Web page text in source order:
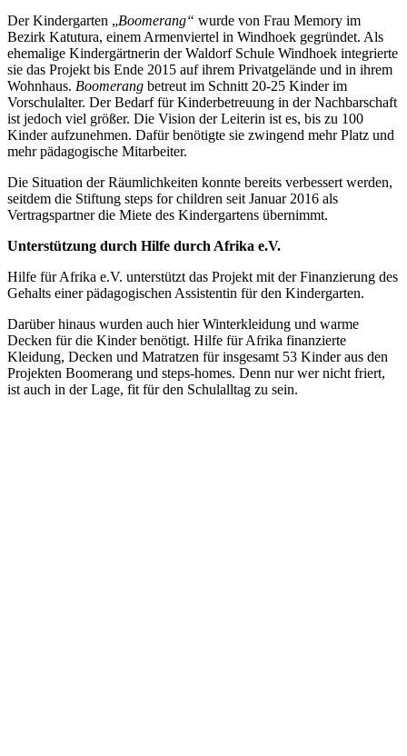
Der Kindergarten „Boomerang“ wurde von Frau Memory im
Bezirk Katutura, einem Armenviertel in Windhoek gegründet. Als
ehemalige Kindergärtnerin der Waldorf Schule Windhoek integrierte
sie das Projekt bis Ende 2015 auf ihrem Privatgelände und in ihrem
Wohnhaus. Boomerang betreut im Schnitt 20-25 Kinder im
Vorschulalter. Der Bedarf für Kinderbetreuung in der Nachbarschaft
ist jedoch viel größer. Die Vision der Leiterin ist es, bis zu 100
Kinder aufzunehmen. Dafür benötigte sie zwingend mehr Platz und
mehr pädagogische Mitarbeiter.
Die Situation der Räumlichkeiten konnte bereits verbessert werden,
seitdem die Stiftung steps for children seit Januar 2016 als
Vertragspartner die Miete des Kindergartens übernimmt.
Unterstützung durch Hilfe durch Afrika e.V.
Hilfe für Afrika e.V. unterstützt das Projekt mit der Finanzierung des
Gehalts einer pädagogischen Assistentin für den Kindergarten.
Darüber hinaus wurden auch hier Winterkleidung und warme
Decken für die Kinder benötigt. Hilfe für Afrika finanzierte
Kleidung, Decken und Matratzen für insgesamt 53 Kinder aus den
Projekten Boomerang und steps-homes. Denn nur wer nicht friert,
ist auch in der Lage, fit für den Schulalltag zu sein.